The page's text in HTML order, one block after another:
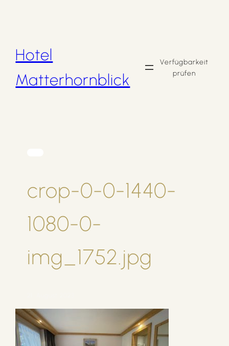
Hotel
Matterhornblick
Verfügbarkeit
prüfen
crop-0-0-1440-
1080-0-
img_1752.jpg